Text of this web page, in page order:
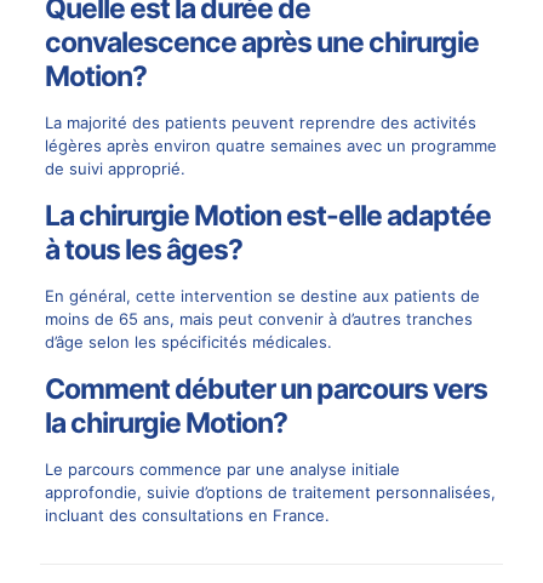
Quelle est la durée de
convalescence après une chirurgie
Motion?
La majorité des patients peuvent reprendre des activités
légères après environ quatre semaines avec un programme
de suivi approprié.
La chirurgie Motion est-elle adaptée
à tous les âges?
En général, cette intervention se destine aux patients de
moins de 65 ans, mais peut convenir à d’autres tranches
d’âge selon les spécificités médicales.
Comment débuter un parcours vers
la chirurgie Motion?
Le parcours commence par une analyse initiale
approfondie, suivie d’options de traitement personnalisées,
incluant des consultations en France.